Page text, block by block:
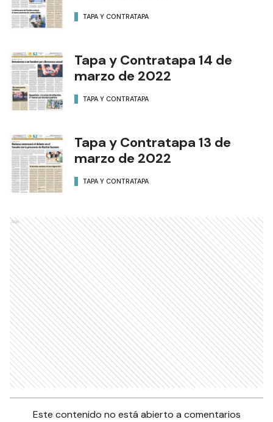
TAPA Y CONTRATAPA
Tapa y Contratapa 14 de
marzo de 2022
TAPA Y CONTRATAPA
Tapa y Contratapa 13 de
marzo de 2022
TAPA Y CONTRATAPA
Ads
Este contenido no está abierto a comentarios